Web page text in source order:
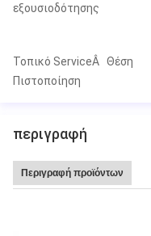
εξουσιοδότησης
Τοπικό ServiceÂ Θέση
Πιστοποίηση
περιγραφή
Περιγραφή προϊόντων